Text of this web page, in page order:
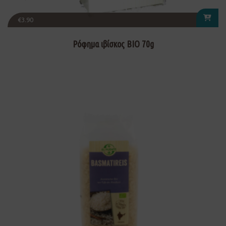
€3.90
Ρόφημα ιβίσκος ΒΙΟ 70g